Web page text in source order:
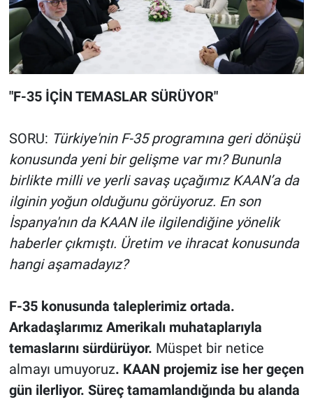
"F-35 İÇİN TEMASLAR SÜRÜYOR"
SORU: Türkiye'nin F-35 programına geri dönüşü
konusunda yeni bir gelişme var mı? Bununla
birlikte milli ve yerli savaş uçağımız KAAN’a da
ilginin yoğun olduğunu görüyoruz. En son
İspanya'nın da KAAN ile ilgilendiğine yönelik
haberler çıkmıştı. Üretim ve ihracat konusunda
hangi aşamadayız?
F-35 konusunda taleplerimiz ortada.
Arkadaşlarımız Amerikalı muhataplarıyla
temaslarını sürdürüyor. Müspet bir netice
almayı umuyoruz. KAAN projemiz ise her geçen
gün ilerliyor. Süreç tamamlandığında bu alanda